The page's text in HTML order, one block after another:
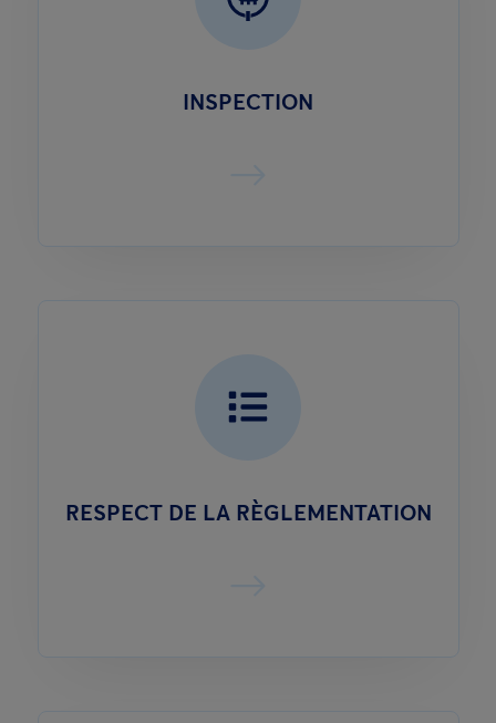
INSPECTION
RESPECT DE LA RÈGLEMENTATION